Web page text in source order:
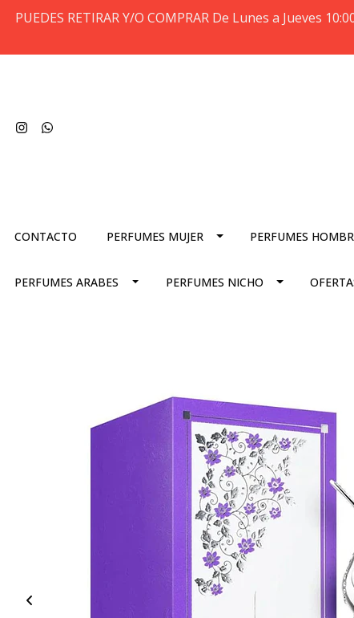
PUEDES RETIRAR Y/O COMPRAR De Lunes a Jueves
CONTACTO PERFUMES MUJER PERFUMES
PERFUMES ARABES PERFUMES NICHO